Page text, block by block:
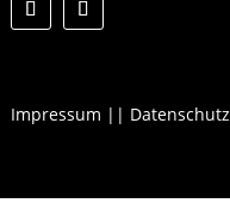
Impressum || Datenschutz